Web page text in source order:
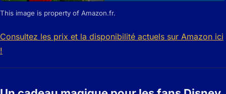
This image is property of Amazon.fr.
Consultez les prix et la disponibilité actuels sur Amazon ici
!